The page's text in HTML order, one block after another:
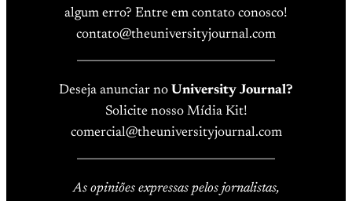
algum erro? Entre em contato conosco!
contato@theuniversityjournal.com
Deseja anunciar no University Journal?
Solicite nosso Mídia Kit!
comercial@theuniversityjournal.com
As opiniões expressas pelos jornalistas,